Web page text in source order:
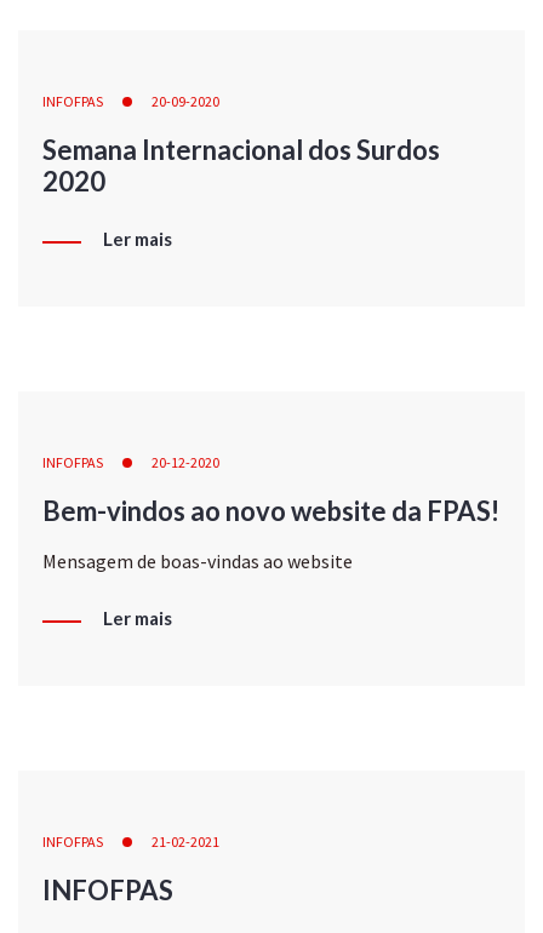
INFOFPAS 20-09-2020
Semana Internacional dos Surdos
2020
Ler mais
INFOFPAS 20-12-2020
Bem-vindos ao novo website da FPAS!
Mensagem de boas-vindas ao website
Ler mais
INFOFPAS 21-02-2021
INFOFPAS